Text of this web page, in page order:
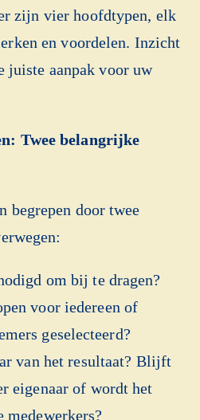
zijn vier hoofdtypen, elk
en voordelen. Inzicht
juiste aanpak voor uw
Twee belangrijke
begrepen door twee
om bij te dragen?
voor iedereen of
geselecteerd?
van het resultaat? Blijft
eigenaar of wordt het
medewerkers?